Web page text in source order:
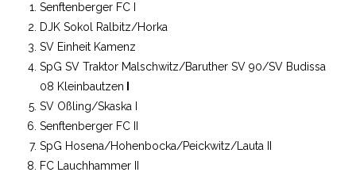
Senftenberger FC I
DJK Sokol Ralbitz/Horka
SV Einheit Kamenz
SpG SV Traktor Malschwitz/Baruther SV 90/SV Budissa
08 Kleinbautzen
SV Oßling/Skaska I
Senftenberger FC II
SpG Hosena/Hohenbocka/Peickwitz/Lauta II
FC Lauchhammer II